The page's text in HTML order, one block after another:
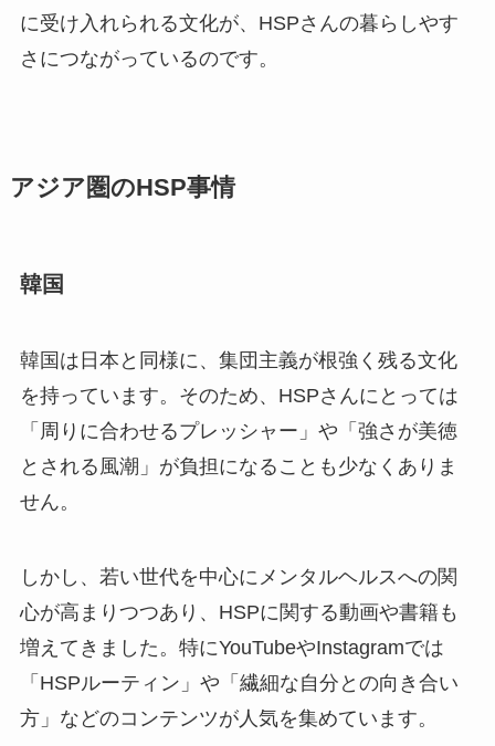
に受け入れられる文化が、HSPさんの暮らしやす
さにつながっているのです。
アジア圏のHSP事情
韓国
韓国は日本と同様に、集団主義が根強く残る文化
を持っています。そのため、HSPさんにとっては
「周りに合わせるプレッシャー」や「強さが美徳
とされる風潮」が負担になることも少なくありま
せん。
しかし、若い世代を中心にメンタルヘルスへの関
心が高まりつつあり、HSPに関する動画や書籍も
増えてきました。特にYouTubeやInstagramでは
「HSPルーティン」や「繊細な自分との向き合い
方」などのコンテンツが人気を集めています。